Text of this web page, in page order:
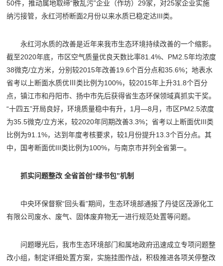
50件，推动属地取缔“散乱污”企业（作坊）29家，对25家企业实施
纳污接管，永红河桥断面2月份以来水质已稳定达III类。
永红河水质的改善是近年来我市生态环境持续改善的一个缩影。
截至2020年底，市区空气质量优良天数比率81.4%、PM2.5年均浓度
38微克/立方米，分别较2015年改善19.6个百分点和35.6%；地表水
省考以上断面水质优Ⅲ类比例为100%，较2015年上升31.8个百分
点，镇江市和丹阳市、扬中市先后获得省生态环保领域真抓实干奖。
“十四五”开局良好，环境质量稳中有升，1月—8月，市区PM2.5浓度
为35.5微克/立方米，较2020年同期改善3.3%；省考以上断面优III类
比例为91.1%，达到年度考核要求，较1月份提升13.3个百分点。其
中，国考断面优III类比例为100%，与南京市并列全省第一。
抓实问题整改 全省首创“绿书包”机制
中央环保督察“回头看”期间，生态环境部通报了丹徒区茂源化工
有限公司废水、废气、固体废弃物无一进行规范处置等问题。
问题曝光后，我市生态环境部门和属地政府迅速成立专项问题整
改小组，制定详细处置方案，实施挂图作战，积极推进各项关停整改